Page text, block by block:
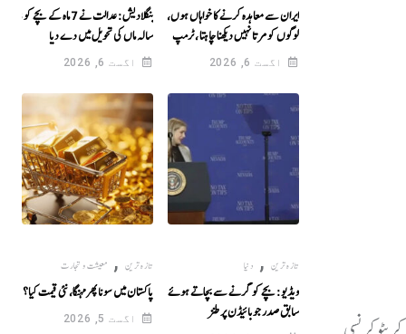
ایران سے معاہدہ کرنے کا خواہاں ہوں، میں
لوگوں کو مرتا نہیں دیکھنا چاہتا ، ٹرمپ
اگست 6, 2026
بنگلادیش: عدالت نے 7 ماہ کے بچے کو 13
سالہ ماں کی تحویل میں دے دیا
اگست 6, 2026
تازہ ترین, دنیا
ویڈیو: بچے کو گرنے سے بچاتے ہوئے ٹرمپ کا
سابق صدر جوبائیڈن پر طنز
تازہ ترین, معیشت و تجارت
پاکستان میں سونا پھرمہنگا، نئی قیمت کیا؟ جانیے
اگست 5, 2026